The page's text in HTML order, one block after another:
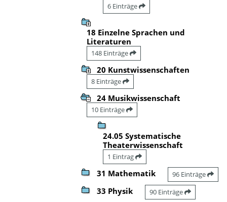
6 Einträge
18 Einzelne Sprachen und
Literaturen
148 Einträge
20 Kunstwissenschaften
8 Einträge
24 Musikwissenschaft
10 Einträge
24.05 Systematische
Theaterwissenschaft
1 Eintrag
31 Mathematik 96 Einträge
33 Physik 90 Einträge